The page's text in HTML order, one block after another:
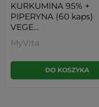
KURKUMINA 95% +
PIPERYNA (60 kaps)
VEGE...
MyVita
DO KOSZYKA